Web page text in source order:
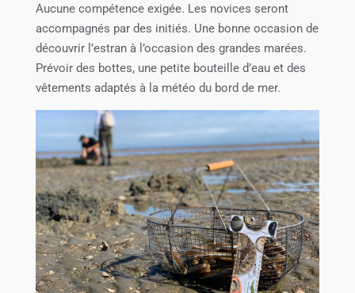
Aucune compétence exigée. Les novices seront
accompagnés par des initiés. Une bonne occasion de
découvrir l’estran à l’occasion des grandes marées.
Prévoir des bottes, une petite bouteille d’eau et des
vêtements adaptés à la météo du bord de mer.